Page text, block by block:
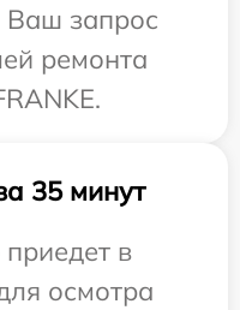
Ваш запрос
ремонта
35 минут
в
осмотра